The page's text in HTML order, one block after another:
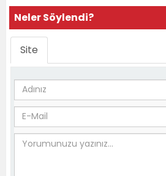
Neler Söylendi?
Site